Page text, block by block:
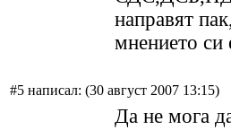
направят
мнението си
#5 написал: (30 август 2007 13:15)
Да не мога